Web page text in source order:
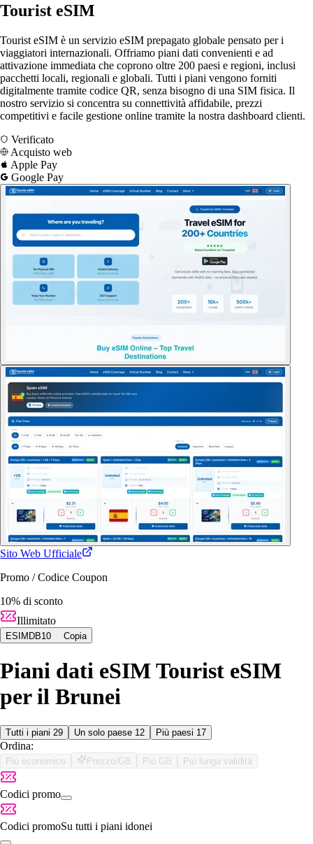
Tourist eSIM
Tourist eSIM è un servizio eSIM prepagato globale pensato per i
viaggiatori internazionali. Offriamo piani dati convenienti e ad
attivazione immediata che coprono oltre 200 paesi e regioni, inclusi
pacchetti locali, regionali e globali. Tutti i piani vengono forniti
digitalmente tramite codice QR, senza bisogno di una SIM fisica. Il
nostro servizio si concentra su connettività affidabile, prezzi
competitivi e facile gestione online tramite la nostra dashboard clienti.
Verificato
Acquisto web
Apple Pay
Google Pay
Sito Web Ufficiale
Promo / Codice Coupon
10% di sconto
Illimitato
ESIMDB10 Copia
Piani dati eSIM Tourist eSIM
per il Brunei
Tutti i piani 29 Un solo paese 12 Più paesi 17
Ordina:
Più economico Prezzo/GB Più GB Più lunga validità
Codici promo
Codici promoSu tutti i piani idonei